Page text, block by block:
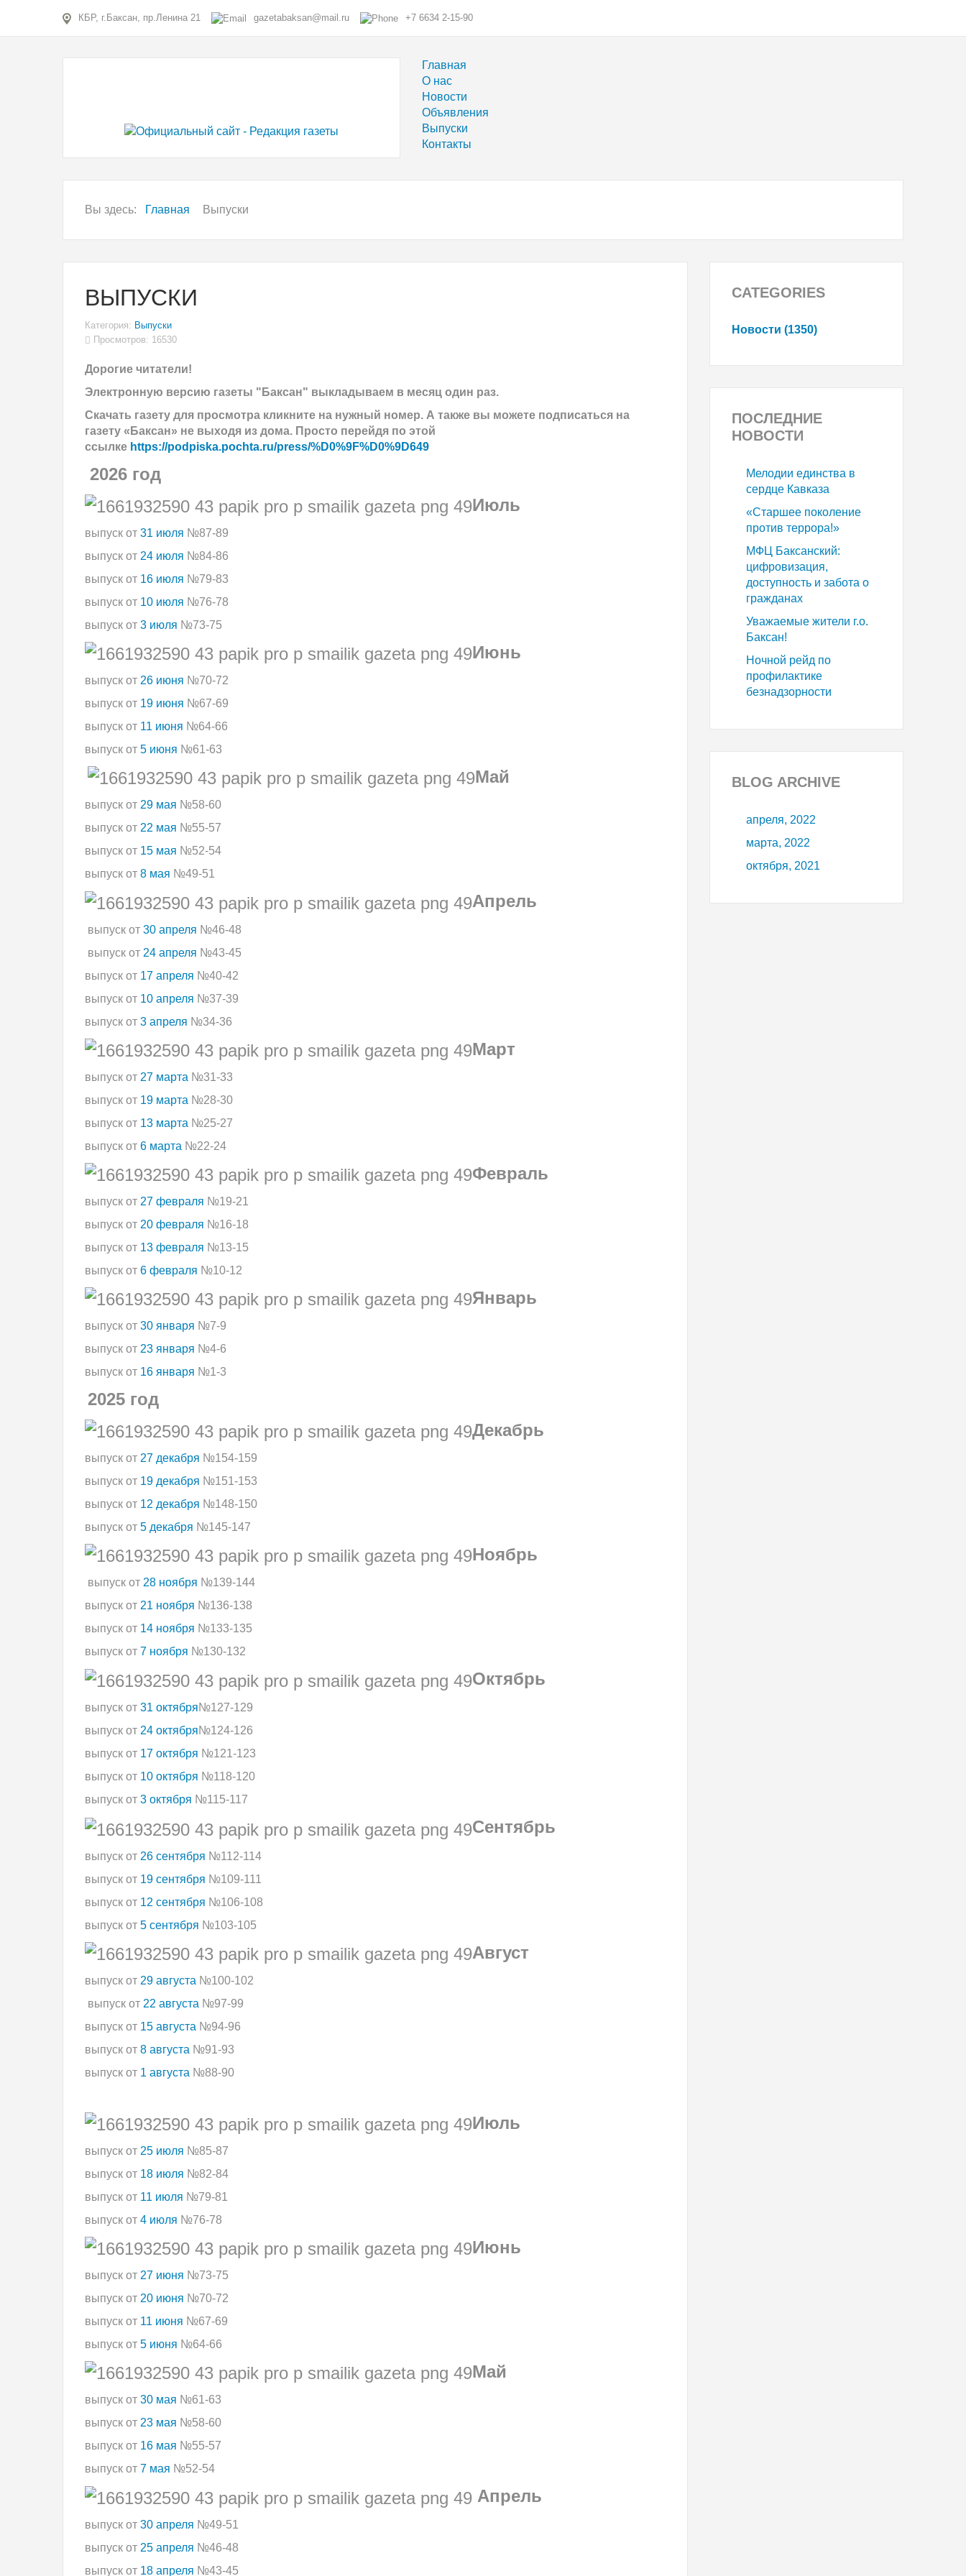
КБР, г.Баксан, пр.Ленина 21 gazetabaksan@mail.ru +7 6634 2-15-90
Главная
О нас
Новости
Объявления
Выпуски
Контакты
Вы здесь: Главная Выпуски
ВЫПУСКИ
Категория: Выпуски
Просмотров: 16530
Дорогие читатели!
Электронную версию газеты "Баксан" выкладываем в месяц один раз.
Скачать газету для просмотра кликните на нужный номер. А также вы можете подписаться на
газету «Баксан» не выходя из дома. Просто перейдя по этой
ссылке https://podpiska.pochta.ru/press/%D0%9F%D0%9D649
2026 год
Июль
выпуск от 31 июля №87-89
выпуск от 24 июля №84-86
выпуск от 16 июля №79-83
выпуск от 10 июля №76-78
выпуск от 3 июля №73-75
Июнь
выпуск от 26 июня №70-72
выпуск от 19 июня №67-69
выпуск от 11 июня №64-66
выпуск от 5 июня №61-63
Май
выпуск от 29 мая №58-60
выпуск от 22 мая №55-57
выпуск от 15 мая №52-54
выпуск от 8 мая №49-51
Апрель
выпуск от 30 апреля №46-48
выпуск от 24 апреля №43-45
выпуск от 17 апреля №40-42
выпуск от 10 апреля №37-39
выпуск от 3 апреля №34-36
Март
выпуск от 27 марта №31-33
выпуск от 19 марта №28-30
выпуск от 13 марта №25-27
выпуск от 6 марта №22-24
Февраль
выпуск от 27 февраля №19-21
выпуск от 20 февраля №16-18
выпуск от 13 февраля №13-15
выпуск от 6 февраля №10-12
Январь
выпуск от 30 января №7-9
выпуск от 23 января №4-6
выпуск от 16 января №1-3
2025 год
Декабрь
выпуск от 27 декабря №154-159
выпуск от 19 декабря №151-153
выпуск от 12 декабря №148-150
выпуск от 5 декабря №145-147
Ноябрь
выпуск от 28 ноября №139-144
выпуск от 21 ноября №136-138
выпуск от 14 ноября №133-135
выпуск от 7 ноября №130-132
Октябрь
выпуск от 31 октября№127-129
выпуск от 24 октября№124-126
выпуск от 17 октября №121-123
выпуск от 10 октября №118-120
выпуск от 3 октября №115-117
Сентябрь
выпуск от 26 сентября №112-114
выпуск от 19 сентября №109-111
выпуск от 12 сентября №106-108
выпуск от 5 сентября №103-105
Август
выпуск от 29 августа №100-102
выпуск от 22 августа №97-99
выпуск от 15 августа №94-96
выпуск от 8 августа №91-93
выпуск от 1 августа №88-90
Июль
выпуск от 25 июля №85-87
выпуск от 18 июля №82-84
выпуск от 11 июля №79-81
выпуск от 4 июля №76-78
Июнь
выпуск от 27 июня №73-75
выпуск от 20 июня №70-72
выпуск от 11 июня №67-69
выпуск от 5 июня №64-66
Май
выпуск от 30 мая №61-63
выпуск от 23 мая №58-60
выпуск от 16 мая №55-57
выпуск от 7 мая №52-54
Апрель
выпуск от 30 апреля №49-51
выпуск от 25 апреля №46-48
выпуск от 18 апреля №43-45
CATEGORIES
Новости (1350)
ПОСЛЕДНИЕ
НОВОСТИ
Мелодии единства в
сердце Кавказа
«Старшее поколение
против террора!»
МФЦ Баксанский:
цифровизация,
доступность и забота о
гражданах
Уважаемые жители г.о.
Баксан!
Ночной рейд по
профилактике
безнадзорности
BLOG ARCHIVE
апреля, 2022
марта, 2022
октября, 2021